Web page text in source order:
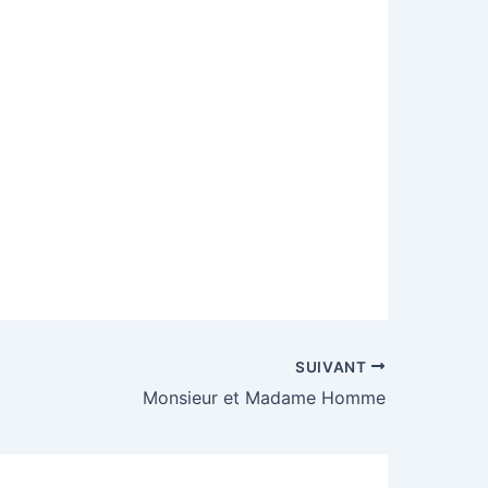
SUIVANT
Monsieur et Madame Homme